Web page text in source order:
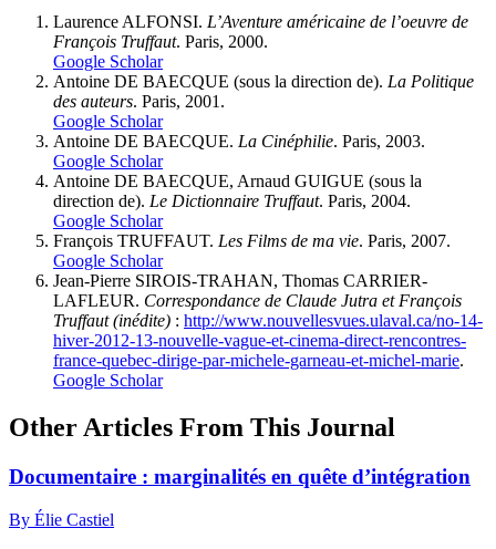
Laurence ALFONSI. L’Aventure américaine de l’oeuvre de
François Truffaut. Paris, 2000.
Google Scholar
Antoine DE BAECQUE (sous la direction de). La Politique
des auteurs. Paris, 2001.
Google Scholar
Antoine DE BAECQUE. La Cinéphilie. Paris, 2003.
Google Scholar
Antoine DE BAECQUE, Arnaud GUIGUE (sous la
direction de). Le Dictionnaire Truffaut. Paris, 2004.
Google Scholar
François TRUFFAUT. Les Films de ma vie. Paris, 2007.
Google Scholar
Jean-Pierre SIROIS-TRAHAN, Thomas CARRIER-
LAFLEUR. Correspondance de Claude Jutra et François
Truffaut (inédite) : http://www.nouvellesvues.ulaval.ca/no-14-
hiver-2012-13-nouvelle-vague-et-cinema-direct-rencontres-
france-quebec-dirige-par-michele-garneau-et-michel-marie.
Google Scholar
Other Articles From This Journal
Documentaire : marginalités en quête d’intégration
By Élie Castiel